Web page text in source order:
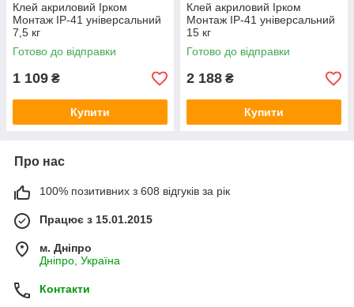
Клей акриловий Ірком
Монтаж IP-41 універсальний
7,5 кг
Готово до відправки
1 109 ₴
Купити
Клей акриловий Ірком
Монтаж IP-41 універсальний
15 кг
Готово до відправки
2 188 ₴
Купити
Про нас
100% позитивних з 608 відгуків за рік
Працює з 15.01.2015
м. Дніпро
Дніпро, Україна
Контакти